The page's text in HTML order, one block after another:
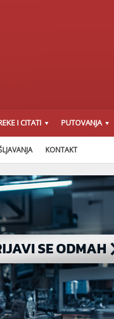
I CITATI PUTOVANJA
KONTAKT